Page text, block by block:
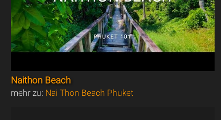
Naithon Beach
mehr zu: Nai Thon Beach Phuket